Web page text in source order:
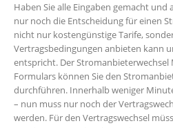
Haben Sie alle Eingaben gemacht und
nur noch die Entscheidung für einen
nicht nur kostengünstige Tarife,
Vertragsbedingungen anbieten kann
entspricht. Der Stromanbieterwechsel
Formulars können Sie den
durchführen. Innerhalb weniger
– nun muss nur noch der
werden. Für den Vertragswechsel